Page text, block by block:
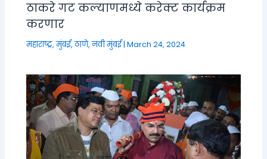
ठाकरे गट कल्याणमध्ये करेक्ट कार्यक्रम
करणार
महाराष्ट्र,मुंबई, ठाणे, नवी मुंबई|March 24, 2024